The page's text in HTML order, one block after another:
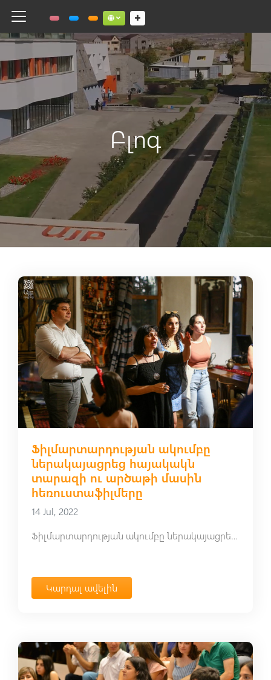
Toggle navigation Social links dropdown button
Բլոգ
Ֆիլմարտարդության ակումբը
ներակայացրեց հայակակն
տարազի ու արծաթի մասին
հեռուստաֆիլմերը
14 Jul, 2022
Ֆիլմարտարդության ակումբը ներակայացրեց հայակակն տարազի ու արծաթի մասին հեռուստաֆիլմերը
Կարդալ ավելին